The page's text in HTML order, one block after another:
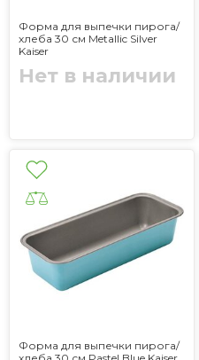
Форма для выпечки пирога/
хлеба 30 см Metallic Silver
Kaiser
Нет в наличии
Форма для выпечки пирога/